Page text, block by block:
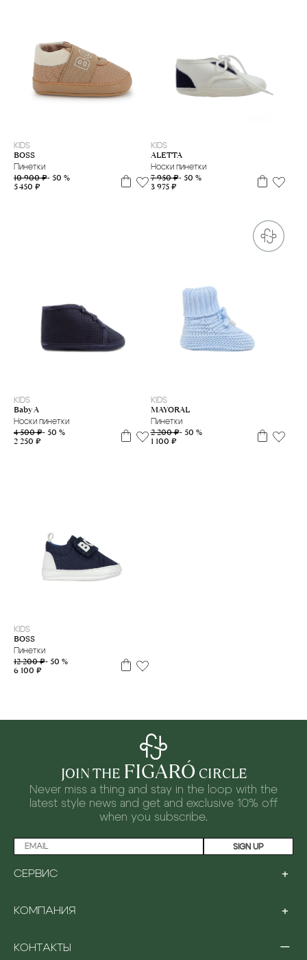
KIDS
BOSS
Пинетки
10 900 ₽- 50 %
5 450 ₽
KIDS
ALETTA
Носки пинетки
7 950 ₽- 50 %
3 975 ₽
KIDS
Baby A
Носки пинетки
4 500 ₽- 50 %
2 250 ₽
KIDS
MAYORAL
Пинетки
2 200 ₽- 50 %
1 100 ₽
KIDS
BOSS
Пинетки
12 200 ₽- 50 %
6 100 ₽
СЕРВИС +
PAYMENT
RETURNS & EXCHANGES
КОМПАНИЯ +
STORES
КОНТАКТЫ −
JOIN THE FIGARÓ CIRCLE
Never miss a thing and stay in the loop with the
latest style news and get and exclusive 10% off
when you subscribe.
SIGN UP